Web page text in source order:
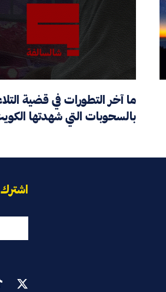
ما آخر التطورات في قضية
بالسحوبات التي شهدتها
اشترك